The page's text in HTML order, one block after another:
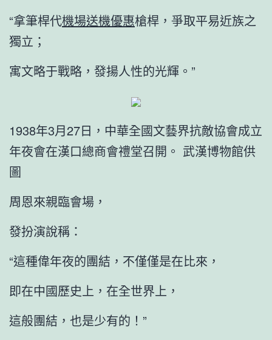
“拿筆桿代機場送機優惠槍桿，爭取平易近族之
獨立；
寓文略于戰略，發揚人性的光輝。”
1938年3月27日，中華全國文藝界抗敵協會成立
年夜會在漢口總商會禮堂召開。 武漢博物館供
圖
周恩來親臨會場，
發扮演說稱：
“這種偉年夜的團結，不僅僅是在比來，
即在中國歷史上，在全世界上，
這般團結，也是少有的！”